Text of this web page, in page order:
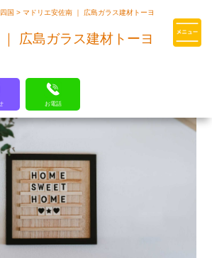
ドリエはLIXILの厳しい基準を
四国>マドリエ安佐南 ｜ 広島ガラス建材トーヨ
広島ガラス建材トーヨ
お電話